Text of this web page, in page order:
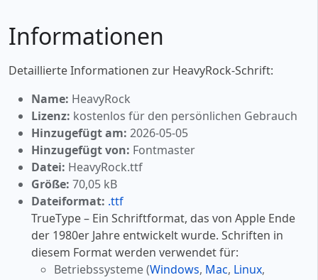
Informationen
Detaillierte Informationen zur HeavyRock-Schrift:
Name: HeavyRock
Lizenz: kostenlos für den persönlichen Gebrauch
Hinzugefügt am: 2026-05-05
Hinzugefügt von: Fontmaster
Datei: HeavyRock.ttf
Größe: 70,05 kB
Dateiformat: .ttf
TrueType – Ein Schriftformat, das von Apple Ende
der 1980er Jahre entwickelt wurde. Schriften in
diesem Format werden verwendet für:
Betriebssysteme (Windows, Mac, Linux,